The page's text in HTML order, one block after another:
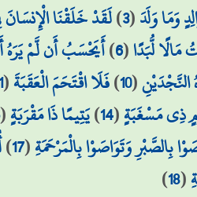
وَمَا وَلَدَ(
3
)لَقَدْ خَلَقْنَا
لُّبَدًا(
6
)أَيَحْسَبُ أَن لَّمْ
النَّجْدَيْنِ(
10
)فَلَا اقْتَحَمَ الْعَقَبَةَ(
ذِي مَسْغَبَةٍ(
14
)يَتِيمًا ذَا مَقْرَبَةٍ(
بِالصَّبْرِ وَتَوَاصَوْا بِالْمَرْحَمَةِ(
17
)
(
18
)